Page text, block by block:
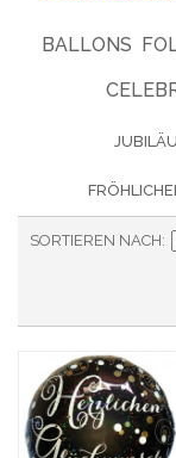
BALLONS
SORTIEREN NACH